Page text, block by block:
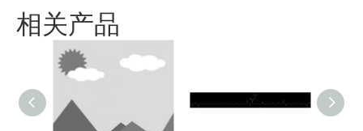
相关产品